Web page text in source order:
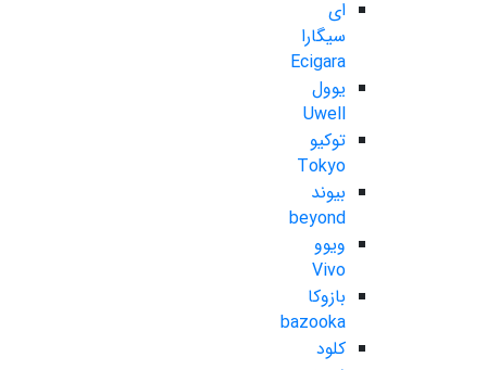
ای
سیگارا
Ecigara
یوول
Uwell
توکیو
Tokyo
بیوند
beyond
ویوو
Vivo
بازوکا
bazooka
کلود